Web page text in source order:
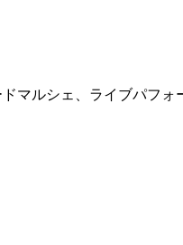
ルシェ、ライブパフォ